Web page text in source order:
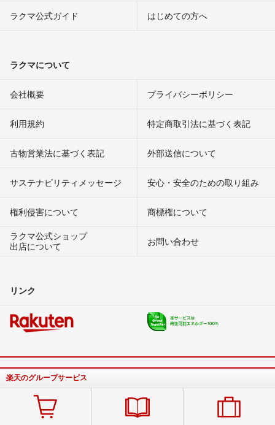
ラクマ公式ガイド はじめての方へ
ラクマについて
会社概要 プライバシーポリシー
利用規約 特定商取引法に基づく表記
古物営業法に基づく表記 外部送信について
サステナビリティメッセージ 安心・安全のための取り組み
権利侵害について
商標権について
ラクマ公式ショップ
出店について
お問い合わせ
リンク
楽天のグループサービス